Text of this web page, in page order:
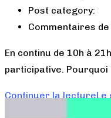
Post category:
Commentaires
En continu de 10h à
participative.
Continuer la lectureLe